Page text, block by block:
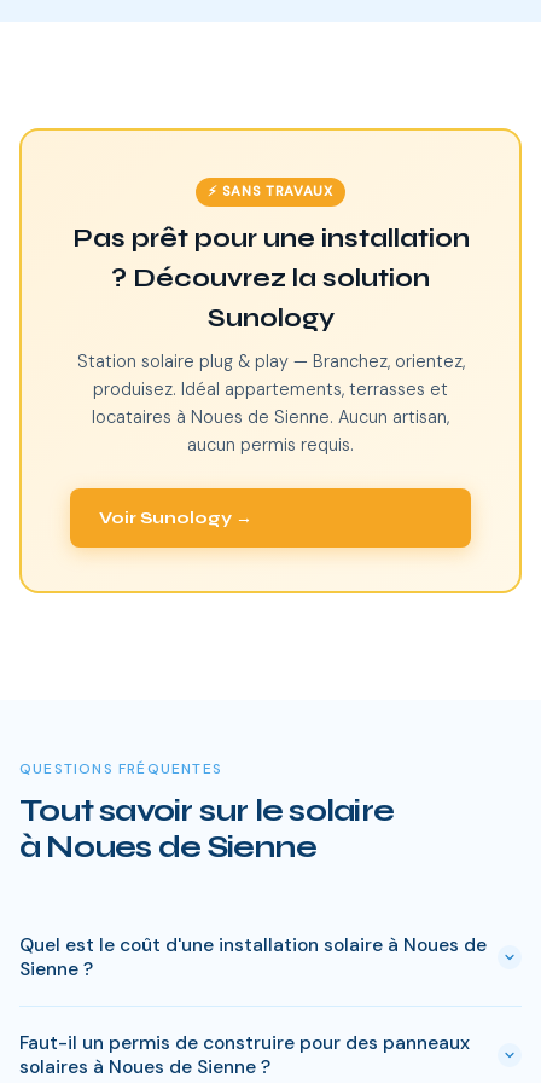
⚡ SANS TRAVAUX
Pas prêt pour une installation
? Découvrez la solution
Sunology
Station solaire plug & play — Branchez, orientez,
produisez. Idéal appartements, terrasses et
locataires à Noues de Sienne. Aucun artisan,
aucun permis requis.
Voir Sunology →
QUESTIONS FRÉQUENTES
Tout savoir sur le solaire
à Noues de Sienne
Quel est le coût d'une installation solaire à Noues de
Sienne ?
à 9 kWc). Après les aides disponibles en Calvados
(MaPrimeRénov', prime autoconsommation, TVA réduite), le
Faut-il un permis de construire pour des panneaux
solaires à Noues de Sienne ?